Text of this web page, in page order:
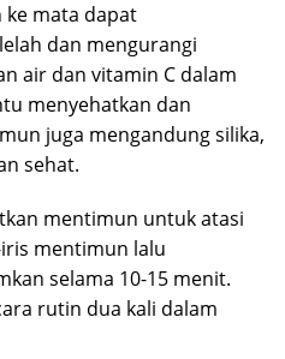
mata dapat
dan mengurangi
air dan vitamin C dalam
menyehatkan dan
juga mengandung silika,
sehat.
mentimun untuk atasi
mentimun lalu
selama 10-15 menit.
rutin dua kali dalam